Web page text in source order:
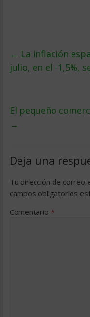
← La inflación
julio, en el -1,5%,
El pequeño
→
Deja una
Tu dirección de correo
campos obligatorios
Comentario *